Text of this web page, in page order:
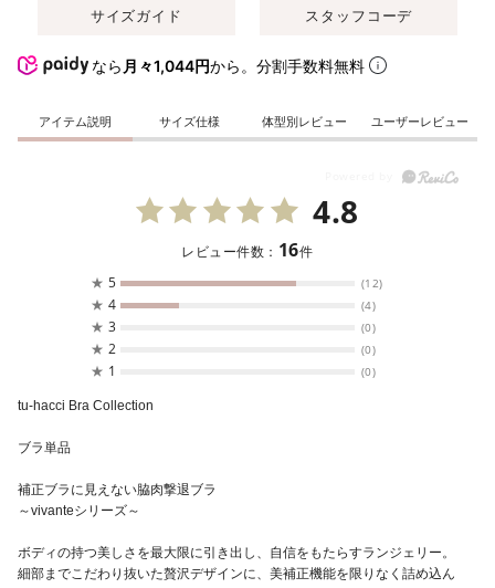
サイズガイド スタッフコーデ
なら 月々1,044円から。分割手数料無料
アイテム説明 サイズ仕様 体型別レビュー ユーザーレビュー
4.8
レビュー件数： 16件
★ 5 (12)
★ 4 (4)
★ 3 (0)
★ 2 (0)
★ 1 (0)
tu-hacci Bra Collection
ブラ単品
補正ブラに見えない脇肉撃退ブラ
～vivanteシリーズ～
ボディの持つ美しさを最大限に引き出し、自信をもたらすランジェリー。
細部までこだわり抜いた贅沢デザインに、美補正機能を限りなく詰め込ん